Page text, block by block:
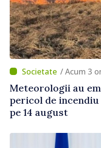
/ Acum 3
Meteorologii au
pericol de
pe 14 august